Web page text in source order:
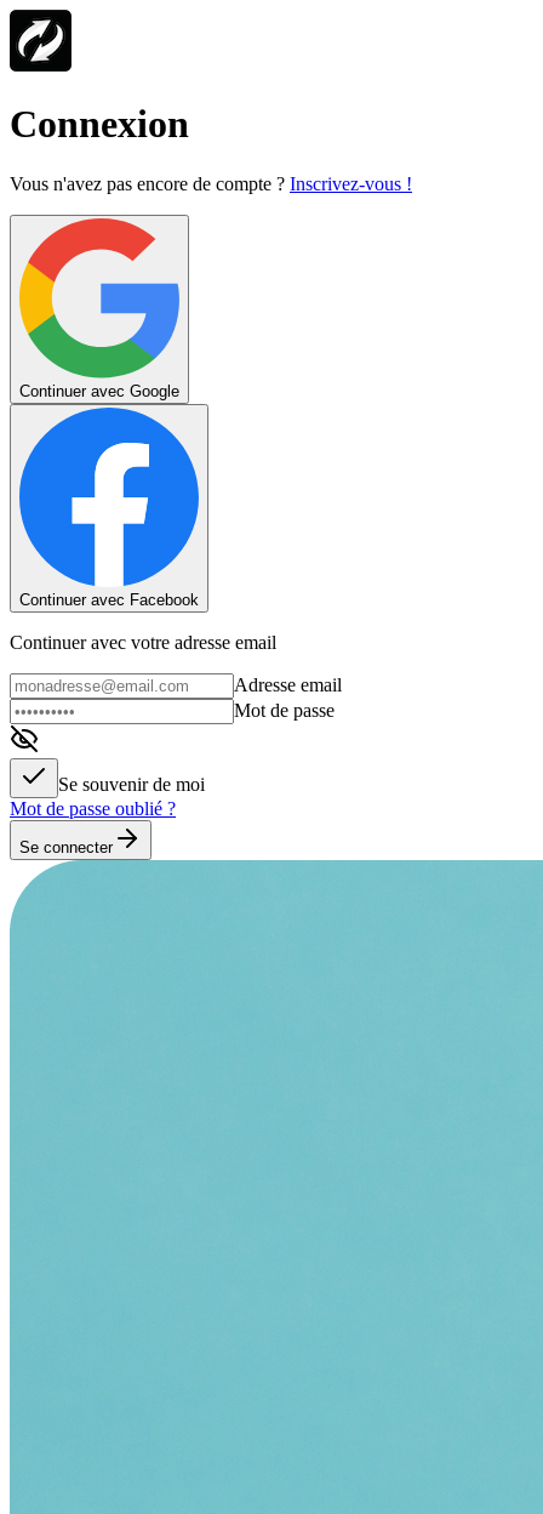
Connexion
Vous n'avez pas encore de compte ? Inscrivez-vous !
Continuer avec Google
Continuer avec Facebook
Continuer avec votre adresse email
Adresse email
Mot de passe
Se souvenir de moi
Mot de passe oublié ?
Se connecter